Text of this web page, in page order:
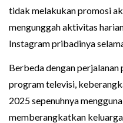
tidak melakukan promosi
mengunggah aktivitas
Instagram pribadinya
Berbeda dengan
program televisi,
2025 sepenuhnya
memberangkatkan